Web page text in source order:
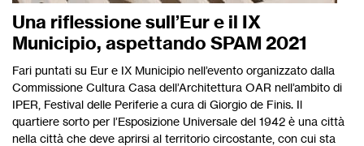
Una riflessione sull’Eur e il IX
Municipio, aspettando SPAM 2021
Fari puntati su Eur e IX Municipio nell’evento organizzato dalla
Commissione Cultura Casa dell’Architettura OAR nell’ambito di
IPER, Festival delle Periferie a cura di Giorgio de Finis. Il
quartiere sorto per l’Esposizione Universale del 1942 è una città
nella città che deve aprirsi al territorio circostante, con cui sta